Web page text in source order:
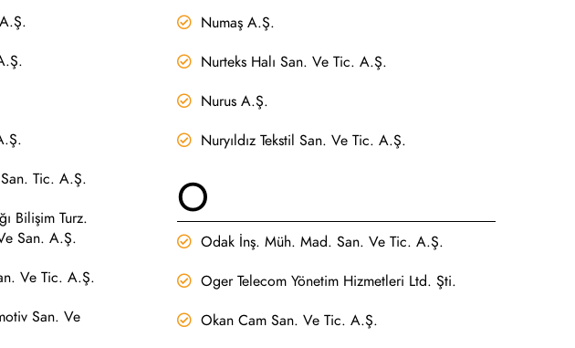
Tic. A.Ş.
Bilişim Turz.
San. A.Ş.
Ve Tic. A.Ş.
San. Ve
Numaş A.Ş.
Nurteks Halı San. Ve Tic. A.Ş.
Nurus A.Ş.
Nuryıldız Tekstil San. Ve Tic. A.Ş.
O
Odak İnş. Müh. Mad. San. Ve Tic. A.Ş.
Oger Telecom Yönetim Hizmetleri Ltd. Şti.
Okan Cam San. Ve Tic. A.Ş.